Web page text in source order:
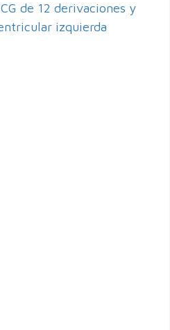
de 12 derivaciones y
izquierda